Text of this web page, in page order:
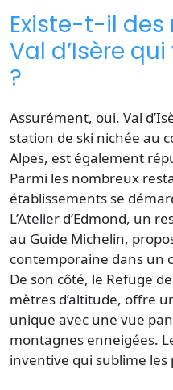
Existe-t-il
Val d’Isère
?
Assurément, oui. Val
station de ski nichée au
Alpes, est également
Parmi les nombreux
établissements se
L’Atelier d’Edmond, un
au Guide Michelin,
contemporaine dans un
De son côté, le Refuge
mètres d’altitude, offre
unique avec une vue
montagnes enneigées.
inventive qui sublime